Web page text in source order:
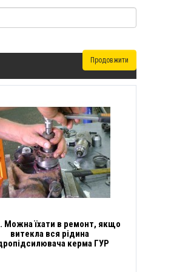
Продовжити
Можна їхати в ремонт, якщо
витекла вся рідина
керма ГУР